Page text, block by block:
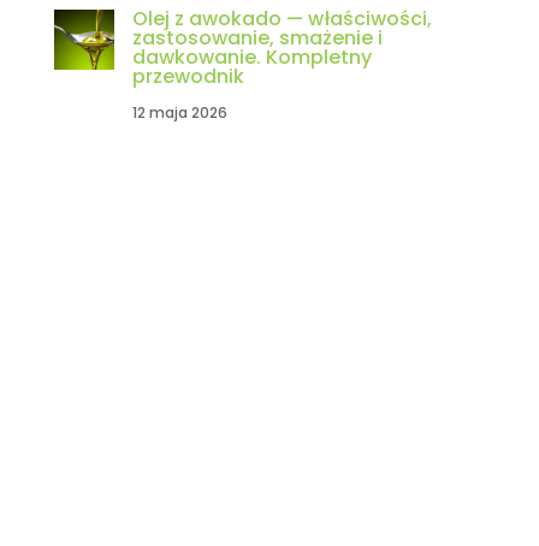
Olej z awokado — właściwości,
zastosowanie, smażenie i
dawkowanie. Kompletny
przewodnik
12 maja 2026